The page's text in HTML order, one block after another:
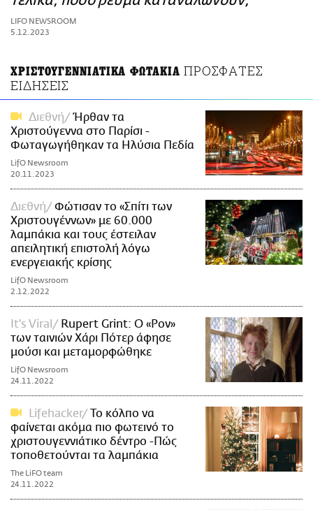
ΑΜΠΑ
PRINT
LIFO NEWSROOM
5.12.2023
ΧΡΙΣΤΟΥΓΕΝΝΙΑΤΙΚΑ ΦΩΤΑΚΙΑ ΠΡΟΣΦΑΤΕΣ
ΕΙΔΗΣΕΙΣ
Διεθνή
Ήρθαν τα
Χριστούγεννα στο Παρίσι -
Φωταγωγήθηκαν τα Ηλύσια Πεδία
LifO Newsroom
20.11.2023
Διεθνή
Φώτισαν το «Σπίτι των
Χριστουγέννων» με 60.000
λαμπάκια και τους έστειλαν
απειλητική επιστολή λόγω
ενεργειακής κρίσης
LifO Newsroom
2.12.2022
It's Viral
Rupert Grint: Ο «Ρον»
των ταινιών Χάρι Πότερ άφησε
μούσι και μεταμορφώθηκε
LifO Newsroom
24.11.2022
Lifehacker
Το κόλπο να
φαίνεται ακόμα πιο φωτεινό το
χριστουγεννιάτικο δέντρο -Πώς
τοποθετούνται τα λαμπάκια
The LiFO team
24.11.2022